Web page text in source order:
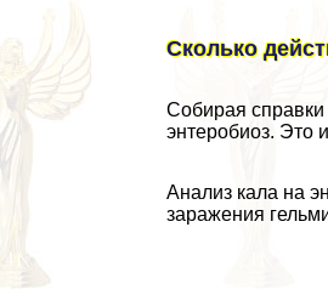
Сколько
Собирая справки
энтеробиоз. Это
Анализ кала на
заражения